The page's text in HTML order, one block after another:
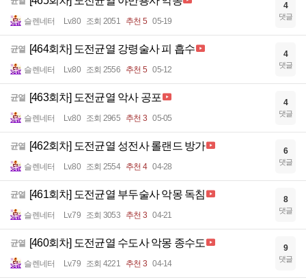
슬렌네터 Lv.80 조회 2051 추천 5 05-19
4
댓글
균열 [464회차] 도전균열 강령술사 피 흡수
슬렌네터 Lv.80 조회 2556 추천 5 05-12
4
댓글
균열 [463회차] 도전균열 악사 공포
슬렌네터 Lv.80 조회 2965 추천 3 05-05
4
댓글
균열 [462회차] 도전균열 성전사 롤랜드 방가
슬렌네터 Lv.80 조회 2554 추천 4 04-28
6
댓글
균열 [461회차] 도전균열 부두술사 악몽 독침
슬렌네터 Lv.79 조회 3053 추천 3 04-21
8
댓글
균열 [460회차] 도전균열 수도사 악몽 종수도
슬렌네터 Lv.79 조회 4221 추천 3 04-14
9
댓글